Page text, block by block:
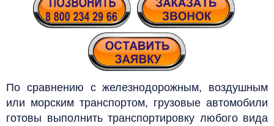
По сравнению с железнодорожным, воздушным
или морским транспортом, грузовые автомобили
готовы выполнить транспортировку любого вида